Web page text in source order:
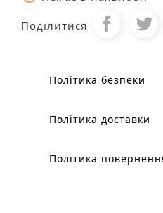
Поділитися
Політика безпеки
Політика доставки
Політика